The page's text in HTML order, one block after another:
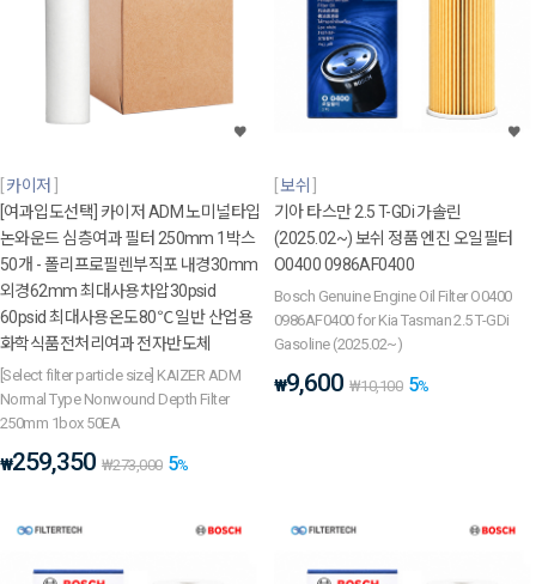
카이저
[여과입도선택] 카이저 ADM 노미널타입
논와운드 심층여과 필터 250mm 1박스
50개 - 폴리프로필렌부직포 내경30mm
외경62mm 최대사용차압30psid
60psid 최대사용온도80℃ 일반 산업용
화학식품전처리여과 전자반도체
[Select filter particle size] KAIZER ADM
Normal Type Nonwound Depth Filter
250mm 1box 50EA
₩259,350 ₩273,000 5%
보쉬
기아 타스만 2.5 T-GDi 가솔린
(2025.02~) 보쉬 정품 엔진 오일필터
O0400 0986AF0400
Bosch Genuine Engine Oil Filter O0400
0986AF0400 for Kia Tasman 2.5 T-GDi
Gasoline (2025.02~)
₩9,600 ₩10,100 5%